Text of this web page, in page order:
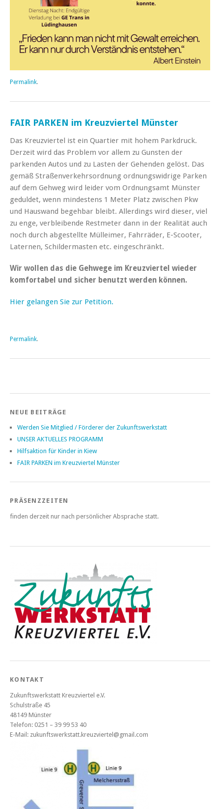
Permalink.
FAIR PARKEN im Kreuzviertel Münster
Das Kreuzviertel ist ein Quartier mit hohem Parkdruck.
Derzeit wird das Problem vor allem zu Gunsten der
parkenden Autos und zu Lasten der Gehenden gelöst. Das
gemäß Straßenverkehrsordnung ordnungswidrige Parken
auf dem Gehweg wird leider vom Ordnungsamt Münster
geduldet, wenn mindestens 1 Meter Platz zwischen Pkw
und Hauswand begehbar bleibt. Allerdings wird dieser, viel
zu enge, verbleibende Restmeter dann in der Realität auch
noch durch abgestellte Mülleimer, Fahrräder, E-Scooter,
Laternen, Schildermasten etc. eingeschränkt.
Wir wollen das die Gehwege im Kreuzviertel wieder
komfortabel und sicher benutzt werden können.
Hier gelangen Sie zur Petition.
Permalink.
Post navigation
NEUE BEITRÄGE
Werden Sie Mitglied / Förderer der Zukunftswerkstatt
UNSER AKTUELLES PROGRAMM
Hilfsaktion für Kinder in Kiew
FAIR PARKEN im Kreuzviertel Münster
PRÄSENZZEITEN
finden derzeit nur nach persönlicher Absprache statt.
KONTAKT
Zukunftswerkstatt Kreuzviertel e.V.
Schulstraße 45
48149 Münster
Telefon: 0251 – 39 99 53 40
E-Mail: zukunftswerkstatt.kreuzviertel@gmail.com